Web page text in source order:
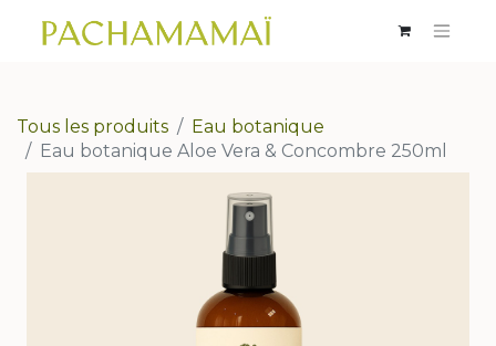
Tous les produits
Eau botanique
Eau botanique Aloe Vera & Concombre 250ml